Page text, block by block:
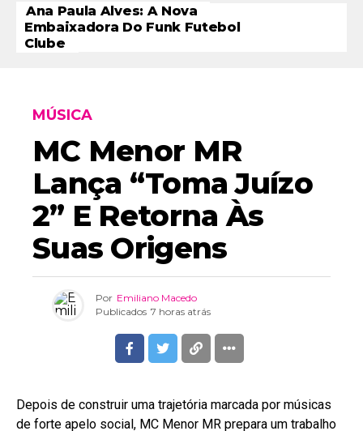
Ana Paula Alves: A Nova
Embaixadora Do Funk Futebol
Clube
MÚSICA
MC Menor MR
Lança “Toma Juízo
2” E Retorna Às
Suas Origens
Por Emiliano Macedo
Publicados 7 horas atrás
Depois de construir uma trajetória marcada por músicas
de forte apelo social, MC Menor MR prepara um trabalho